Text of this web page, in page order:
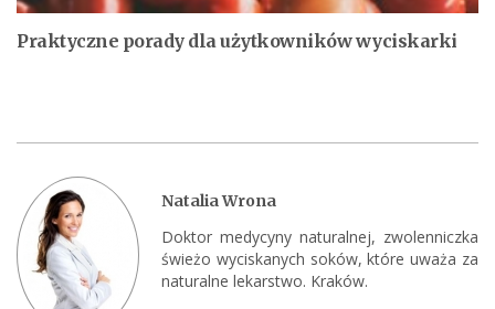
Praktyczne porady dla użytkowników wyciskarki
Natalia Wrona
Doktor medycyny naturalnej, zwolenniczka
świeżo wyciskanych soków, które uważa za
naturalne lekarstwo. Kraków.